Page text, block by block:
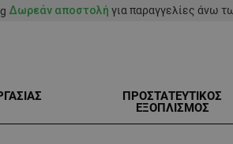
Δωρεάν αποστολή για παραγγελίες άνω
ΠΡΟΣΤΑΤΕΥΤΙΚΟΣ
ΕΞΟΠΛΙΣΜΟΣ